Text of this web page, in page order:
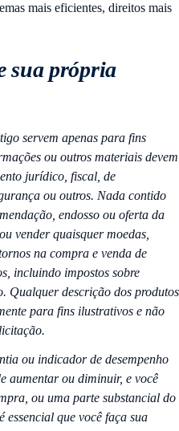
mais eficientes, direitos mais
sua própria
servem apenas para fins
ou outros materiais devem
jurídico, fiscal, de
ou outros. Nada contido
endosso ou oferta da
vender quaisquer moedas,
na compra e venda de
incluindo impostos sobre
Qualquer descrição dos produtos
para fins ilustrativos e não
ou indicador de desempenho
aumentar ou diminuir, e você
ou uma parte substancial do
que você faça sua